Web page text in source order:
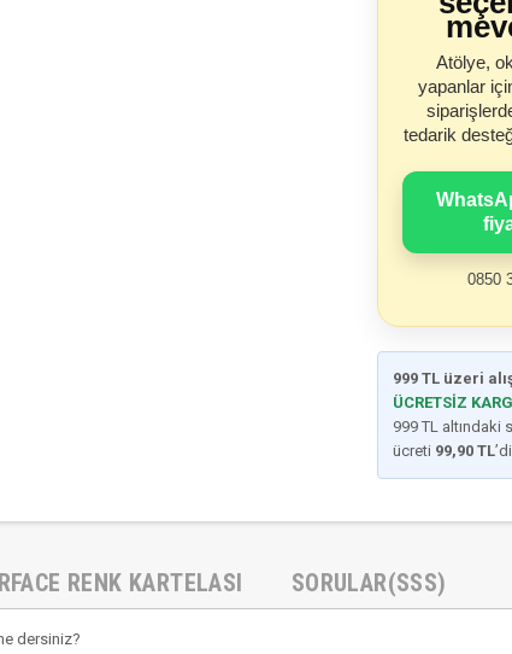
Atölye,
yapanlar
tedarik
0850
999 TL üzeri
ÜCRETSİZ
999 TL altındaki
ücreti 99,90 TL
RENK KARTELASI SORULAR(SSS)
dersiniz?